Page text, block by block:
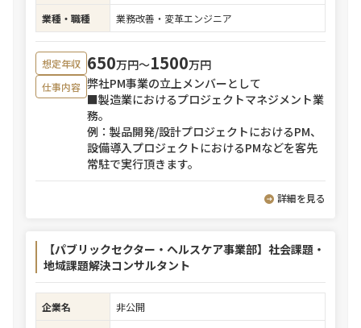
業種・職種
業務改善・変革エンジニア
想定年収 650万円〜1500万円
仕事内容 弊社PM事業の立上メンバーとして
■製造業におけるプロジェクトマネジメント業
務。
例：製品開発/設計プロジェクトにおけるPM、
設備導入プロジェクトにおけるPMなどを客先
常駐で実行頂きます。
詳細を見る
【パブリックセクター・ヘルスケア事業部】社会課題・
地域課題解決コンサルタント
企業名
非公開